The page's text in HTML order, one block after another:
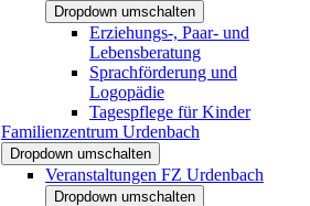
Dropdown umschalten
Erziehungs-, Paar- und
Lebensberatung
Sprachförderung und
Logopädie
Tagespflege für Kinder
Familienzentrum Urdenbach
Dropdown umschalten
Veranstaltungen FZ Urdenbach
Dropdown umschalten